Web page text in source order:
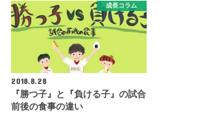
成長コラム
2018.8.28
『勝つ子』と『負ける子』の試合
前後の食事の違い